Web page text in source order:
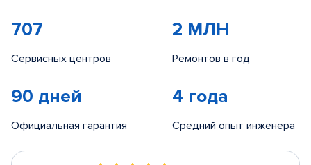
707
Сервисных центров
2 МЛН
Ремонтов в год
90 дней
Официальная гарантия
4 года
Средний опыт инженера